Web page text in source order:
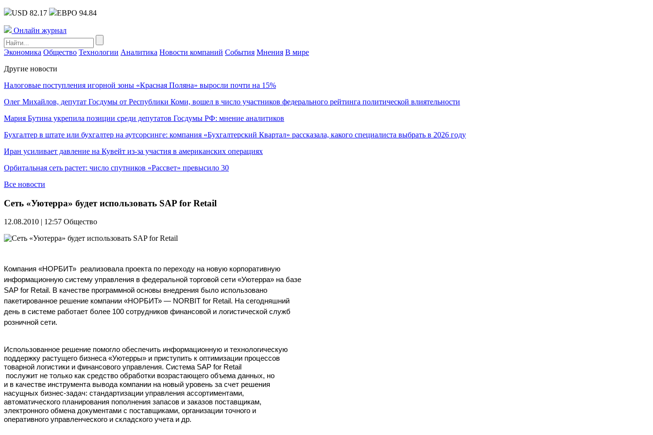
USD 82.17 ЕВРО 94.84
Онлайн журнал
Экономика Общество Технологии Аналитика Новости компаний События Мнения В мире
Другие новости
Налоговые поступления игорной зоны «Красная Поляна» выросли почти на 15%
Олег Михайлов, депутат Госдумы от Республики Коми, вошел в число участников федерального рейтинга политической влиятельности
Мария Бутина укрепила позиции среди депутатов Госдумы РФ: мнение аналитиков
Бухгалтер в штате или бухгалтер на аутсорсинге: компания «Бухгалтерский Квартал» рассказала, какого специалиста выбрать в 2026 году
Иран усиливает давление на Кувейт из-за участия в американских операциях
Орбитальная сеть растет: число спутников «Рассвет» превысило 30
Все новости
Сеть «Уютерра» будет использовать SAP for Retail
12.08.2010 | 12:57 Общество
Компания «НОРБИТ» реализовала проекта по переходу на новую корпоративную
информационную систему управления в федеральной торговой сети «Уютерра» на базе
SAP for Retail. В качестве программной основы внедрения было использовано
пакетированное решение компании «НОРБИТ» — NORBIT for Retail. На сегодняшний
день в системе работает более 100 сотрудников финансовой и логистической служб
розничной сети.
Использованное решение помогло обеспечить информационную и технологическую
поддержку растущего бизнеса «Уютерры» и приступить к оптимизации процессов
товарной логистики и финансового управления. Система SAP for Retail
послужит не только как средство обработки возрастающего объема данных, но
и в качестве инструмента вывода компании на новый уровень за счет решения
насущных бизнес-задач: стандартизации управления ассортиментами,
автоматического планирования пополнения запасов и заказов поставщикам,
электронного обмена документами с поставщиками, организации точного и
оперативного управленческого и складского учета и др.